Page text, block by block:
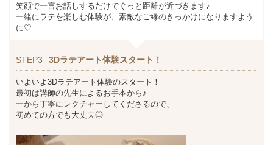
笑顔で一言お話しするだけでぐっと距離が近づきます♪
一緒にラテを楽しむ体験が、素敵なご縁のきっかけになりますよう
に♡
STEP3 3Dラテアート体験スタート！
いよいよ3Dラテアート体験のスタート！
最初は講師の先生によるお手本から♪
一から丁寧にレクチャーしてくださるので、
初めての方でも大丈夫◎